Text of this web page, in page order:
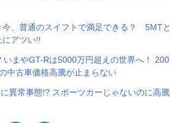
今、普通のスイフトで満足できる？ 5MTと
アツい!!
いまやGT-Rは5000万円超えの世界へ！ 200
中古車価格高騰が止まらない
異常事態!? スポーツカーじゃないのに高騰